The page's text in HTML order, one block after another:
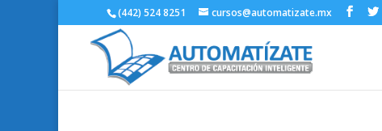
(442) 524 8251 cursos@automatizate.mx